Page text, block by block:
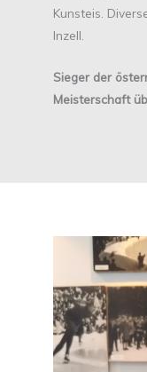
Kunsteis.
Inzell.
Sieger der
Meisterschaft